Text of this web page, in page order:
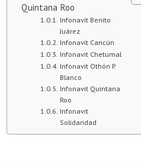
Quintana Roo
Infonavit Benito
Juárez
Infonavit Cancún
Infonavit Chetumal
Infonavit Othón P.
Blanco
Infonavit Quintana
Roo
Infonavit
Solidaridad